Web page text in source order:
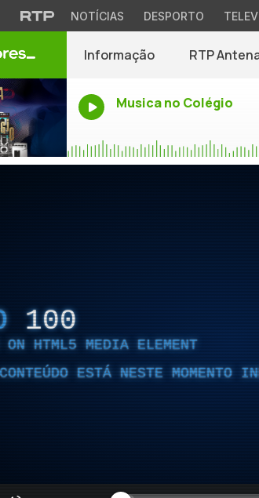
NOTÍCIAS DESPORTO
Informação RTP
Musica no Colégio
100
ON HTML5 MEDIA ELEMENT
ESTÁ NESTE MOMENTO